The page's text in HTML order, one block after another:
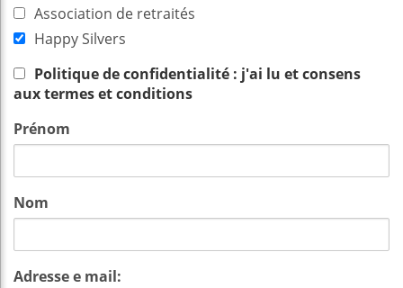
Association de retraités
Happy Silvers
Politique de confidentialité : j'ai lu et consens
aux termes et conditions
Prénom
Nom
Adresse e mail: